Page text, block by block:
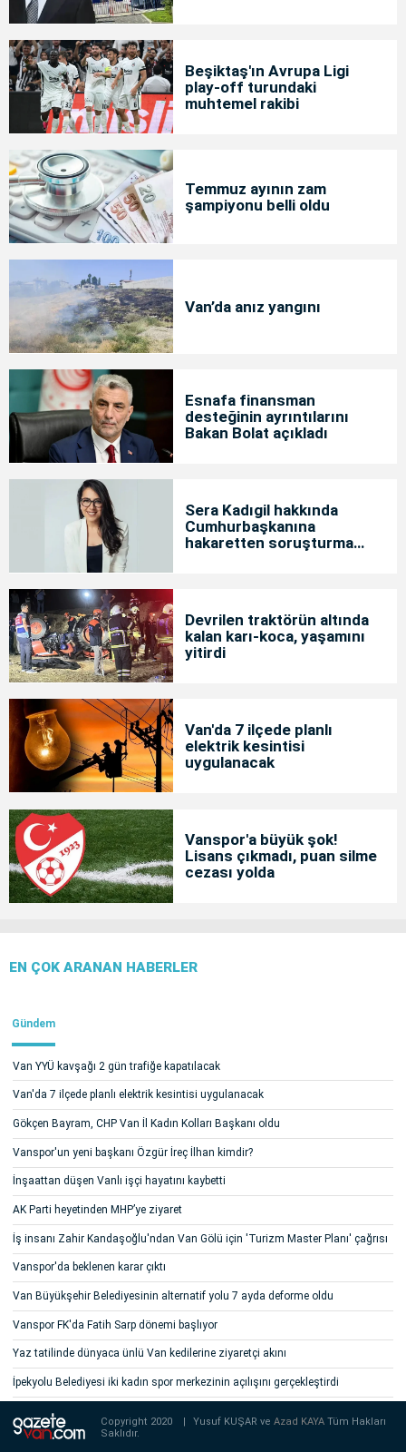
Beşiktaş'ın Avrupa Ligi
play-off turundaki
muhtemel rakibi
Temmuz ayının zam
şampiyonu belli oldu
Van’da anız yangını
Esnafa finansman
desteğinin ayrıntılarını
Bakan Bolat açıkladı
Sera Kadıgil hakkında
Cumhurbaşkanına
hakaretten soruşturma
Devrilen traktörün altında
kalan karı-koca, yaşamını
yitirdi
Van'da 7 ilçede planlı
elektrik kesintisi
uygulanacak
Vanspor'a büyük şok!
Lisans çıkmadı, puan silme
cezası yolda
EN ÇOK ARANAN HABERLER
Gündem
Van YYÜ kavşağı 2 gün trafiğe kapatılacak
Van'da 7 ilçede planlı elektrik kesintisi uygulanacak
Gökçen Bayram, CHP Van İl Kadın Kolları Başkanı oldu
Vanspor'un yeni başkanı Özgür İreç İlhan kimdir?
İnşaattan düşen Vanlı işçi hayatını kaybetti
AK Parti heyetinden MHP’ye ziyaret
İş insanı Zahir Kandaşoğlu'ndan Van Gölü için 'Turizm Master Planı' çağrısı
Vanspor'da beklenen karar çıktı
Van Büyükşehir Belediyesinin alternatif yolu 7 ayda deforme oldu
Vanspor FK'da Fatih Sarp dönemi başlıyor
Yaz tatilinde dünyaca ünlü Van kedilerine ziyaretçi akını
İpekyolu Belediyesi iki kadın spor merkezinin açılışını gerçekleştirdi
Copyright 2020 | Yusuf KUŞAR veAzad KAYATüm Hakları
Saklıdır.